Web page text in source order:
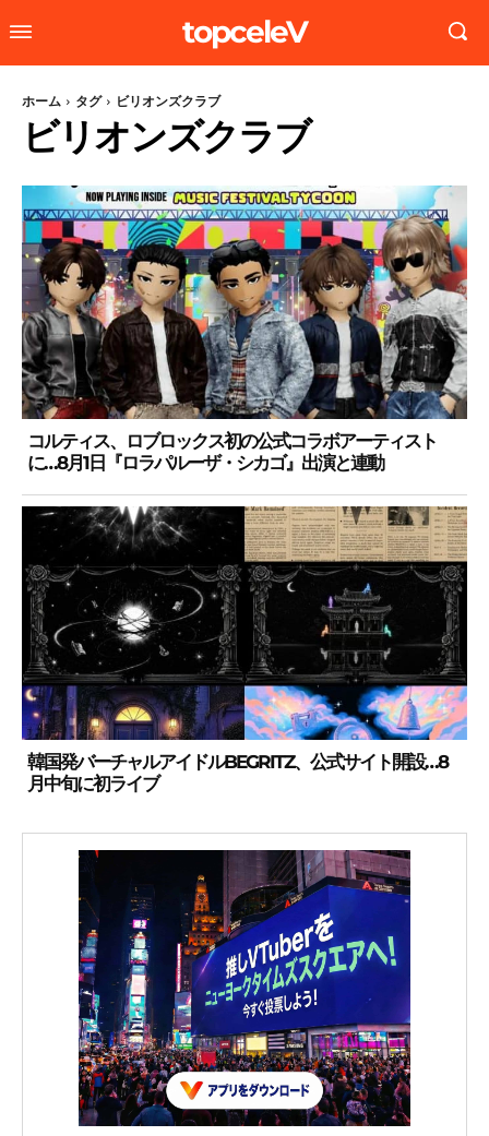
topceleV
ホーム タグ ビリオンズクラブ
ビリオンズクラブ
コルティス、ロブロックス初の公式コラボアーティスト
に…8月1日『ロラパルーザ・シカゴ』出演と連動
韓国発バーチャルアイドルBEGRITZ、公式サイト開設…8
月中旬に初ライブ